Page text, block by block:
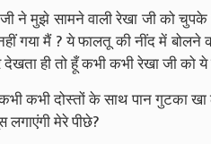
ने मुझे सामने वाली रेखा जी को
गया मैं ? ये फालतू की नींद में बोलने
देखता ही तो हूँ कभी कभी रेखा जी को
कभी दोस्तों के साथ पान गुटका खा
मेरे पीछे?